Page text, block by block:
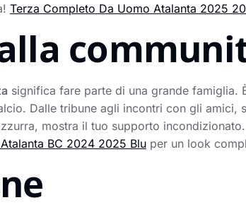
Terza Completo Da Uomo Atalanta 2025
significa fare parte di una grande famiglia.
Dalle tribune agli incontri con gli
mostra il tuo supporto
BC 2024 2025 Bluper un look